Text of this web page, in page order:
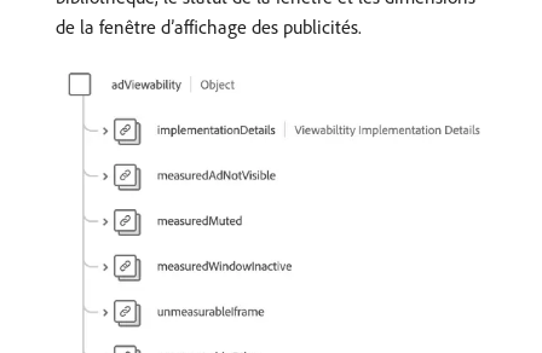
de la fenêtre d’affichage des publicités.